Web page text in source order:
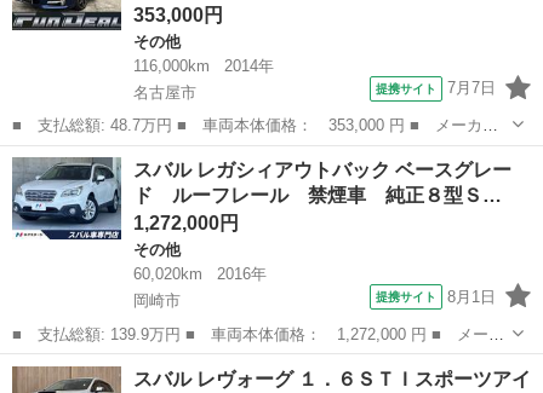
353,000円
その他
116,000km
2014年
名古屋市
提携サイト 7月7日
■ 支払総額: 48.7万円 ■ 車両本体価格： 353,000 円 ■ メーカー
名： スバル ■ 車種名： レヴォーグ ■ グレード名： １．６Ｇ
Ｔアイサイト 禁煙車 純正ナビ フルセグ スマートキー パド
ルシフト Ｅ...
愛知 名古屋市
スバル レガシィアウトバック ベースグレー
ド ルーフレール 禁煙車 純正８型Ｓ…
1,272,000円
その他
60,020km
2016年
岡崎市
提携サイト 8月1日
■ 支払総額: 139.9万円 ■ 車両本体価格： 1,272,000 円 ■ メーカ
ー名： スバル ■ 車種名： レガシィアウトバック ■ グレード
名： ベースグレード ルーフレール 禁煙車 純正８型ＳＤナビ
愛知 岡崎市
スバル レヴォーグ １．６ＳＴＩスポーツアイ